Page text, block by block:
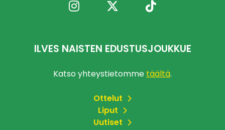
ILVES NAISTEN EDUSTUSJOUKKUE
Katso yhteystietomme täältä.
Ottelut
Liput
Uutiset